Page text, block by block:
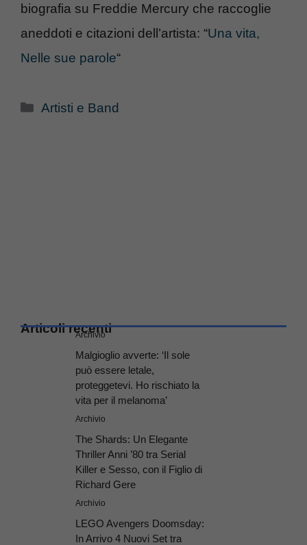
biografia su Freddie Mercury che raccoglie
aneddoti e citazioni dell’artista: “Una vita,
Nelle sue parole“
Categorie
Artisti e Band
Articoli recenti
Archivio
Malgioglio avverte: ‘Il sole
può essere letale,
proteggetevi. Ho rischiato la
vita per il melanoma’
Archivio
The Shards: Un Elegante
Thriller Anni ’80 tra Serial
Killer e Sesso, con il Figlio di
Richard Gere
Archivio
LEGO Avengers Doomsday:
In Arrivo 4 Nuovi Set tra